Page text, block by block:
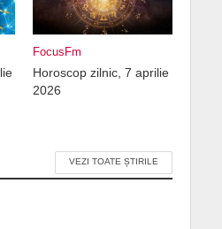
FocusFm
Horoscop zilnic, 7 aprilie
2026
VEZI TOATE ȘTIRILE